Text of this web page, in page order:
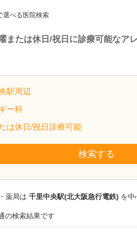
選べる医院検索
または休日/祝日に診療可能なア
駅周辺
ー科
は休日/祝日診療可能
検索する
薬局は 千里中央駅(北大阪急行電鉄) を中
の検索結果です